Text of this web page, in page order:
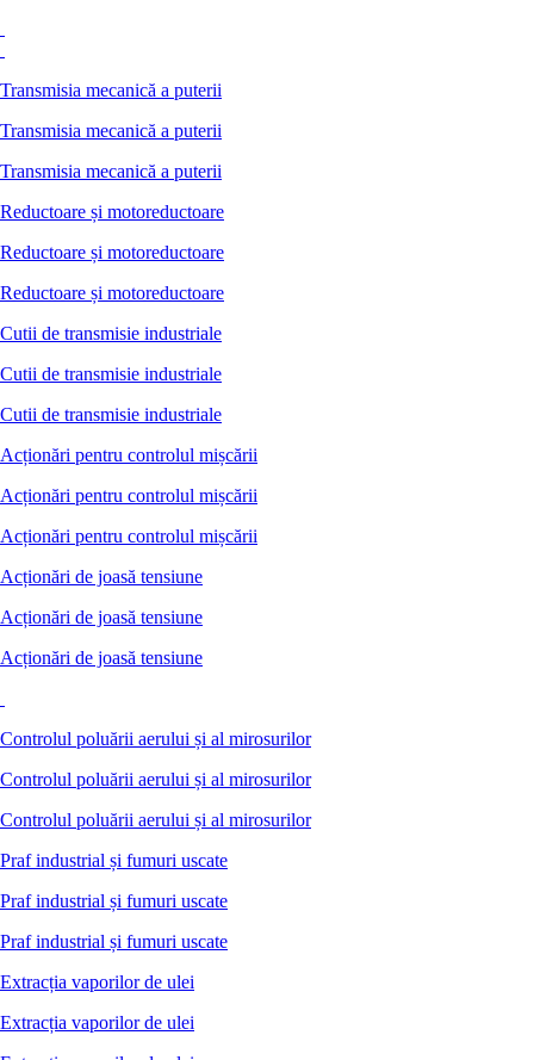
Transmisia mecanică a puterii
Transmisia mecanică a puterii
Transmisia mecanică a puterii
Reductoare și motoreductoare
Reductoare și motoreductoare
Reductoare și motoreductoare
Cutii de transmisie industriale
Cutii de transmisie industriale
Cutii de transmisie industriale
Acționări pentru controlul mișcării
Acționări pentru controlul mișcării
Acționări pentru controlul mișcării
Acționări de joasă tensiune
Acționări de joasă tensiune
Acționări de joasă tensiune
Controlul poluării aerului și al mirosurilor
Controlul poluării aerului și al mirosurilor
Controlul poluării aerului și al mirosurilor
Praf industrial și fumuri uscate
Praf industrial și fumuri uscate
Praf industrial și fumuri uscate
Extracția vaporilor de ulei
Extracția vaporilor de ulei